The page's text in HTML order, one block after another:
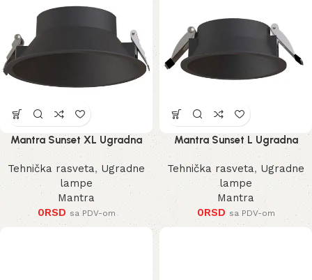
Mantra Sunset XL Ugradna
Lampa
Tehnička rasveta, Ugradne
lampe
Mantra
0RSD sa PDV-om
Mantra Sunset L Ugradna
Lampa
Tehnička rasveta, Ugradne
lampe
Mantra
0RSD sa PDV-om